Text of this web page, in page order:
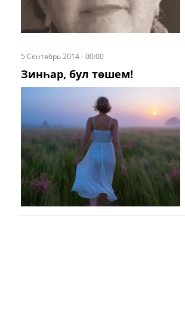
5 Сентябрь 2014 - 00:00
Зинһар, бул төшем!